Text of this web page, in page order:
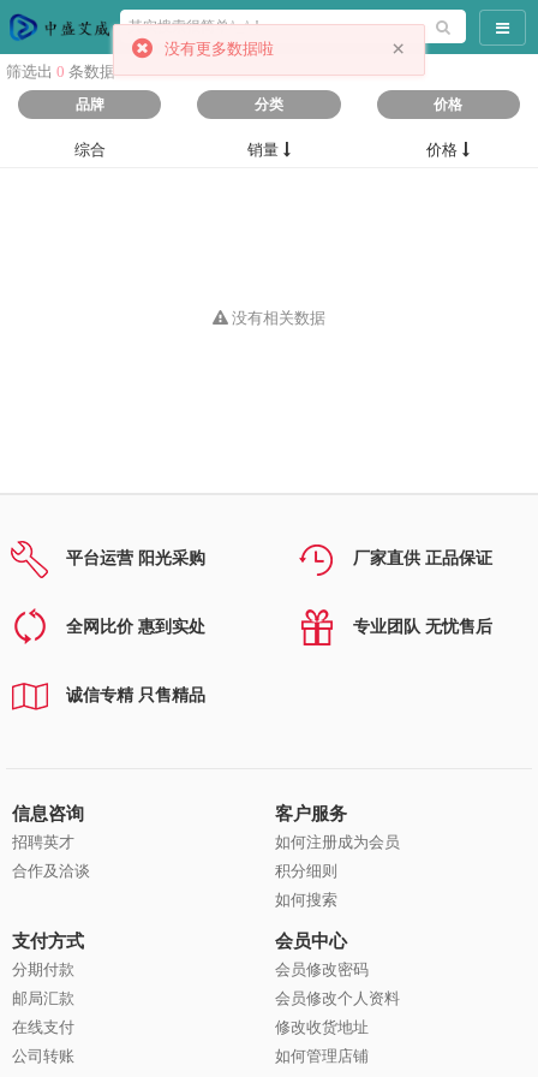
导航
筛选出 0 条数据
品牌 分类 价格
综合 销量 价格
没有相关数据
平台运营 阳光采购 厂家直供 正品保证
全网比价 惠到实处 专业团队 无忧售后
诚信专精 只售精品
信息咨询
招聘英才
合作及洽谈
客户服务
如何注册成为会员
积分细则
如何搜索
支付方式
分期付款
邮局汇款
在线支付
公司转账
会员中心
会员修改密码
会员修改个人资料
修改收货地址
如何管理店铺
×
没有更多数据啦